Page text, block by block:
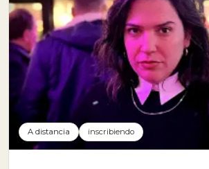
A distancia inscribiendo